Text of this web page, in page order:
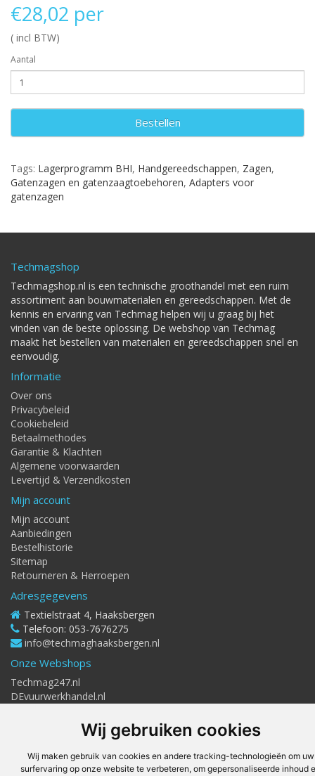
Wij gebruiken cookies
Wij maken gebruik van cookies en andere tracking-technologieën om uw
surfervaring op onze website te verbeteren, om gepersonaliseerde inhoud
€28,02 per
( incl BTW)
Aantal
Bestellen
Tags: Lagerprogramm BHI, Handgereedschappen, Zagen,
Gatenzagen en gatenzaagtoebehoren, Adapters voor
gatenzagen
Techmagshop
Techmagshop.nl is een technische groothandel met een ruim
assortiment aan bouwmaterialen en gereedschappen. Met de
kennis en ervaring van Techmag helpen wij u graag bij het
vinden van de beste oplossing. De webshop van Techmag
maakt het bestellen van materialen en gereedschappen snel en
eenvoudig.
Informatie
Over ons
Privacybeleid
Cookiebeleid
Betaalmethodes
Garantie & Klachten
Algemene voorwaarden
Levertijd & Verzendkosten
Mijn account
Mijn account
Aanbiedingen
Bestelhistorie
Sitemap
Retourneren & Herroepen
Adresgegevens
Textielstraat 4, Haaksbergen
Telefoon: 053-7676275
info@techmaghaaksbergen.nl
Onze Webshops
Techmag247.nl
DEvuurwerkhandel.nl